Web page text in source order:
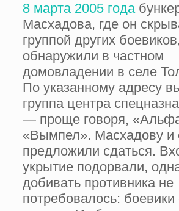
8 марта 2005 года
Масхадова, где он
группой других боевиков,
обнаружили в частном
домовладении в селе
По указанному адресу
группа центра
— проще говоря,
«Вымпел». Масхадову и
предложили сдаться.
укрытие подорвали,
добивать противника не
потребовалось: